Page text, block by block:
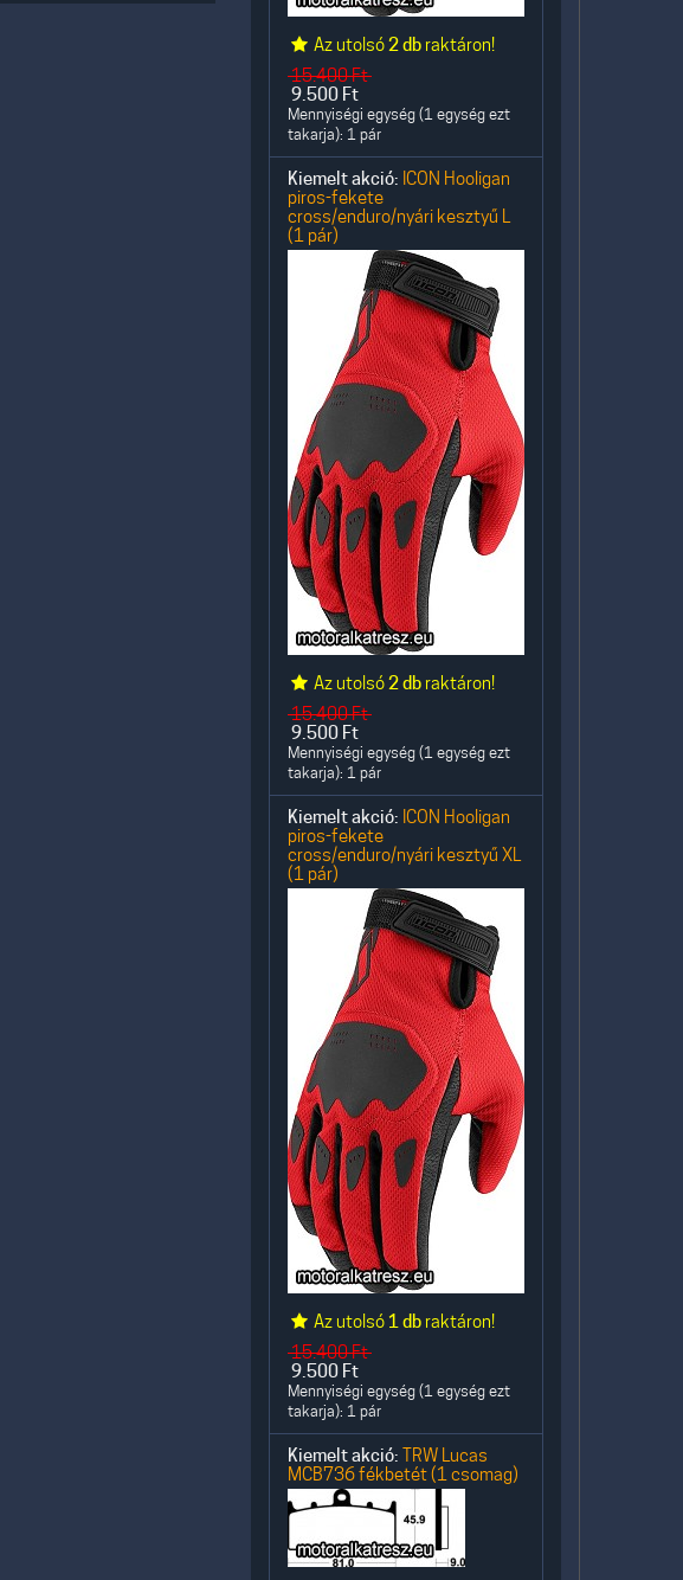
Az utolsó2 db raktáron!
15.400Ft
9.500 Ft
Mennyiségi egység (1 egység ezt
takarja): 1 pár
Kiemelt akció: ICON Hooligan
piros-fekete
cross/enduro/nyári kesztyű L
(1 pár)
Az utolsó2 db raktáron!
15.400Ft
9.500 Ft
Mennyiségi egység (1 egység ezt
takarja): 1 pár
Kiemelt akció: ICON Hooligan
piros-fekete
cross/enduro/nyári kesztyű XL
(1 pár)
Az utolsó 1 db raktáron!
15.400Ft
9.500 Ft
Mennyiségi egység (1 egység ezt
takarja): 1 pár
Kiemelt akció: TRW Lucas
MCB736 fékbetét (1 csomag)